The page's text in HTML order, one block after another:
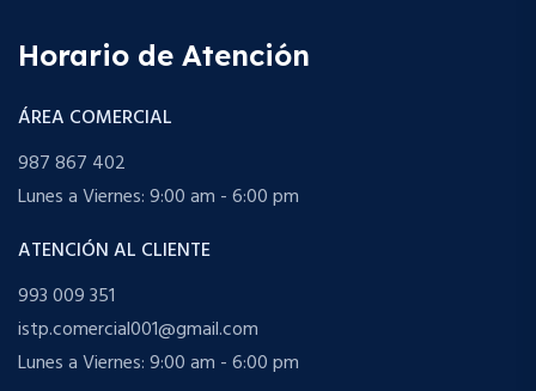
Horario de Atención
ÁREA COMERCIAL
987 867 402
Lunes a Viernes: 9:00 am - 6:00 pm
ATENCIÓN AL CLIENTE
993 009 351
istp.comercial001@gmail.com
Lunes a Viernes: 9:00 am - 6:00 pm